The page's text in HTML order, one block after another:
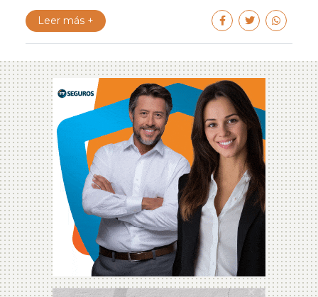
Leer más +